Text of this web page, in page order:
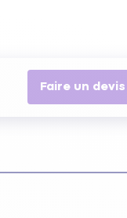
Faire un devis